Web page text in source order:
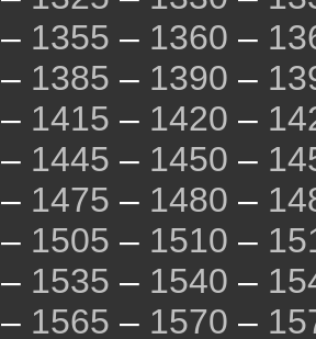
– 1355 – 1360 –
– 1385 – 1390 –
– 1415 – 1420 –
– 1445 – 1450 –
– 1475 – 1480 –
– 1505 – 1510 –
– 1535 – 1540 –
– 1565 – 1570 –